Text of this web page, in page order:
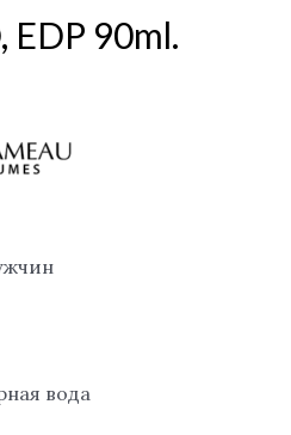
EDP 90ml.
вода